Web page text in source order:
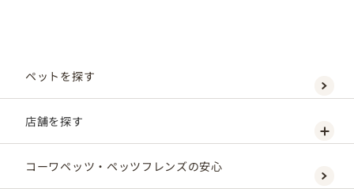
ペットを探す
店舗を探す
コーワペッツ・ペッツフレンズの安心